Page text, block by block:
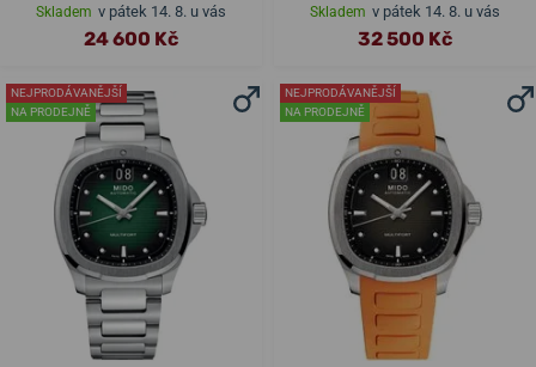
Skladem v pátek 14. 8. u vás
24 600 Kč
Skladem v pátek 14. 8. u vás
32 500 Kč
NEJPRODÁVANĚJŠÍ
NA PRODEJNĚ
NEJPRODÁVANĚJŠÍ
NA PRODEJNĚ